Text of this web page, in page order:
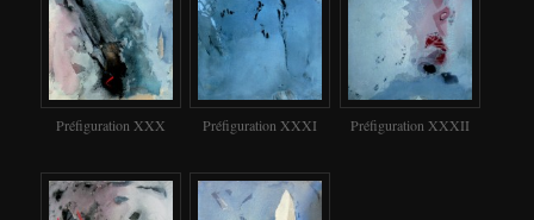
Préfiguration XXX Préfiguration XXXI Préfiguration XXXII